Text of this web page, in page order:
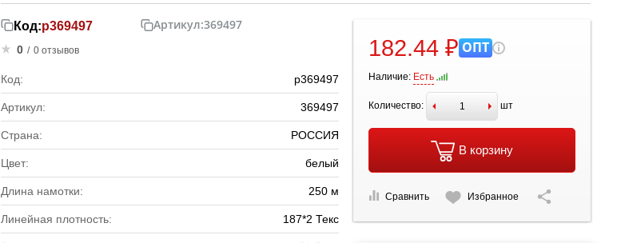
Код:р369497 Артикул:369497
0 / 0 отзывов
Код: р369497
Артикул: 369497
Страна: РОССИЯ
Цвет: белый
Длина намотки: 250 м
Линейная плотность: 187*2 Текс
182.44 ₽ ОПТ
Наличие: Есть
Количество: шт
В корзину
Сравнить Избранное